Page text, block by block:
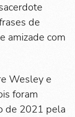
de
amizade com
Wesley e
foram
de 2021 pela